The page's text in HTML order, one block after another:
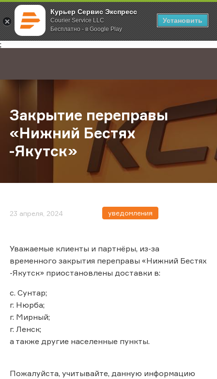
Курьер Сервис Экспресс
Courier Service LLC
Бесплатно - в Google Play
Установить
;
Главная О компании Новости Закрытие переправы «Нижний
Закрытие переправы
«Нижний Бестях
-Якутск»
23 апреля, 2024 уведомления
Уважаемые клиенты и партнёры, из-за
временного закрытия переправы «Нижний Бестях
-Якутск» приостановлены доставки в:
с. Сунтар;
г. Нюрба;
г. Мирный;
г. Ленск;
а также другие населенные пункты.
Пожалуйста, учитывайте, данную информацию